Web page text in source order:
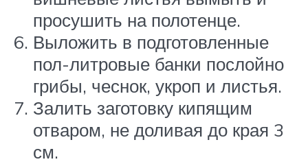
просушить на полотенце.
Выложить в подготовленные
пол-литровые банки послойно
грибы, чеснок, укроп и листья.
Залить заготовку кипящим
отваром, не доливая до края 3
см.